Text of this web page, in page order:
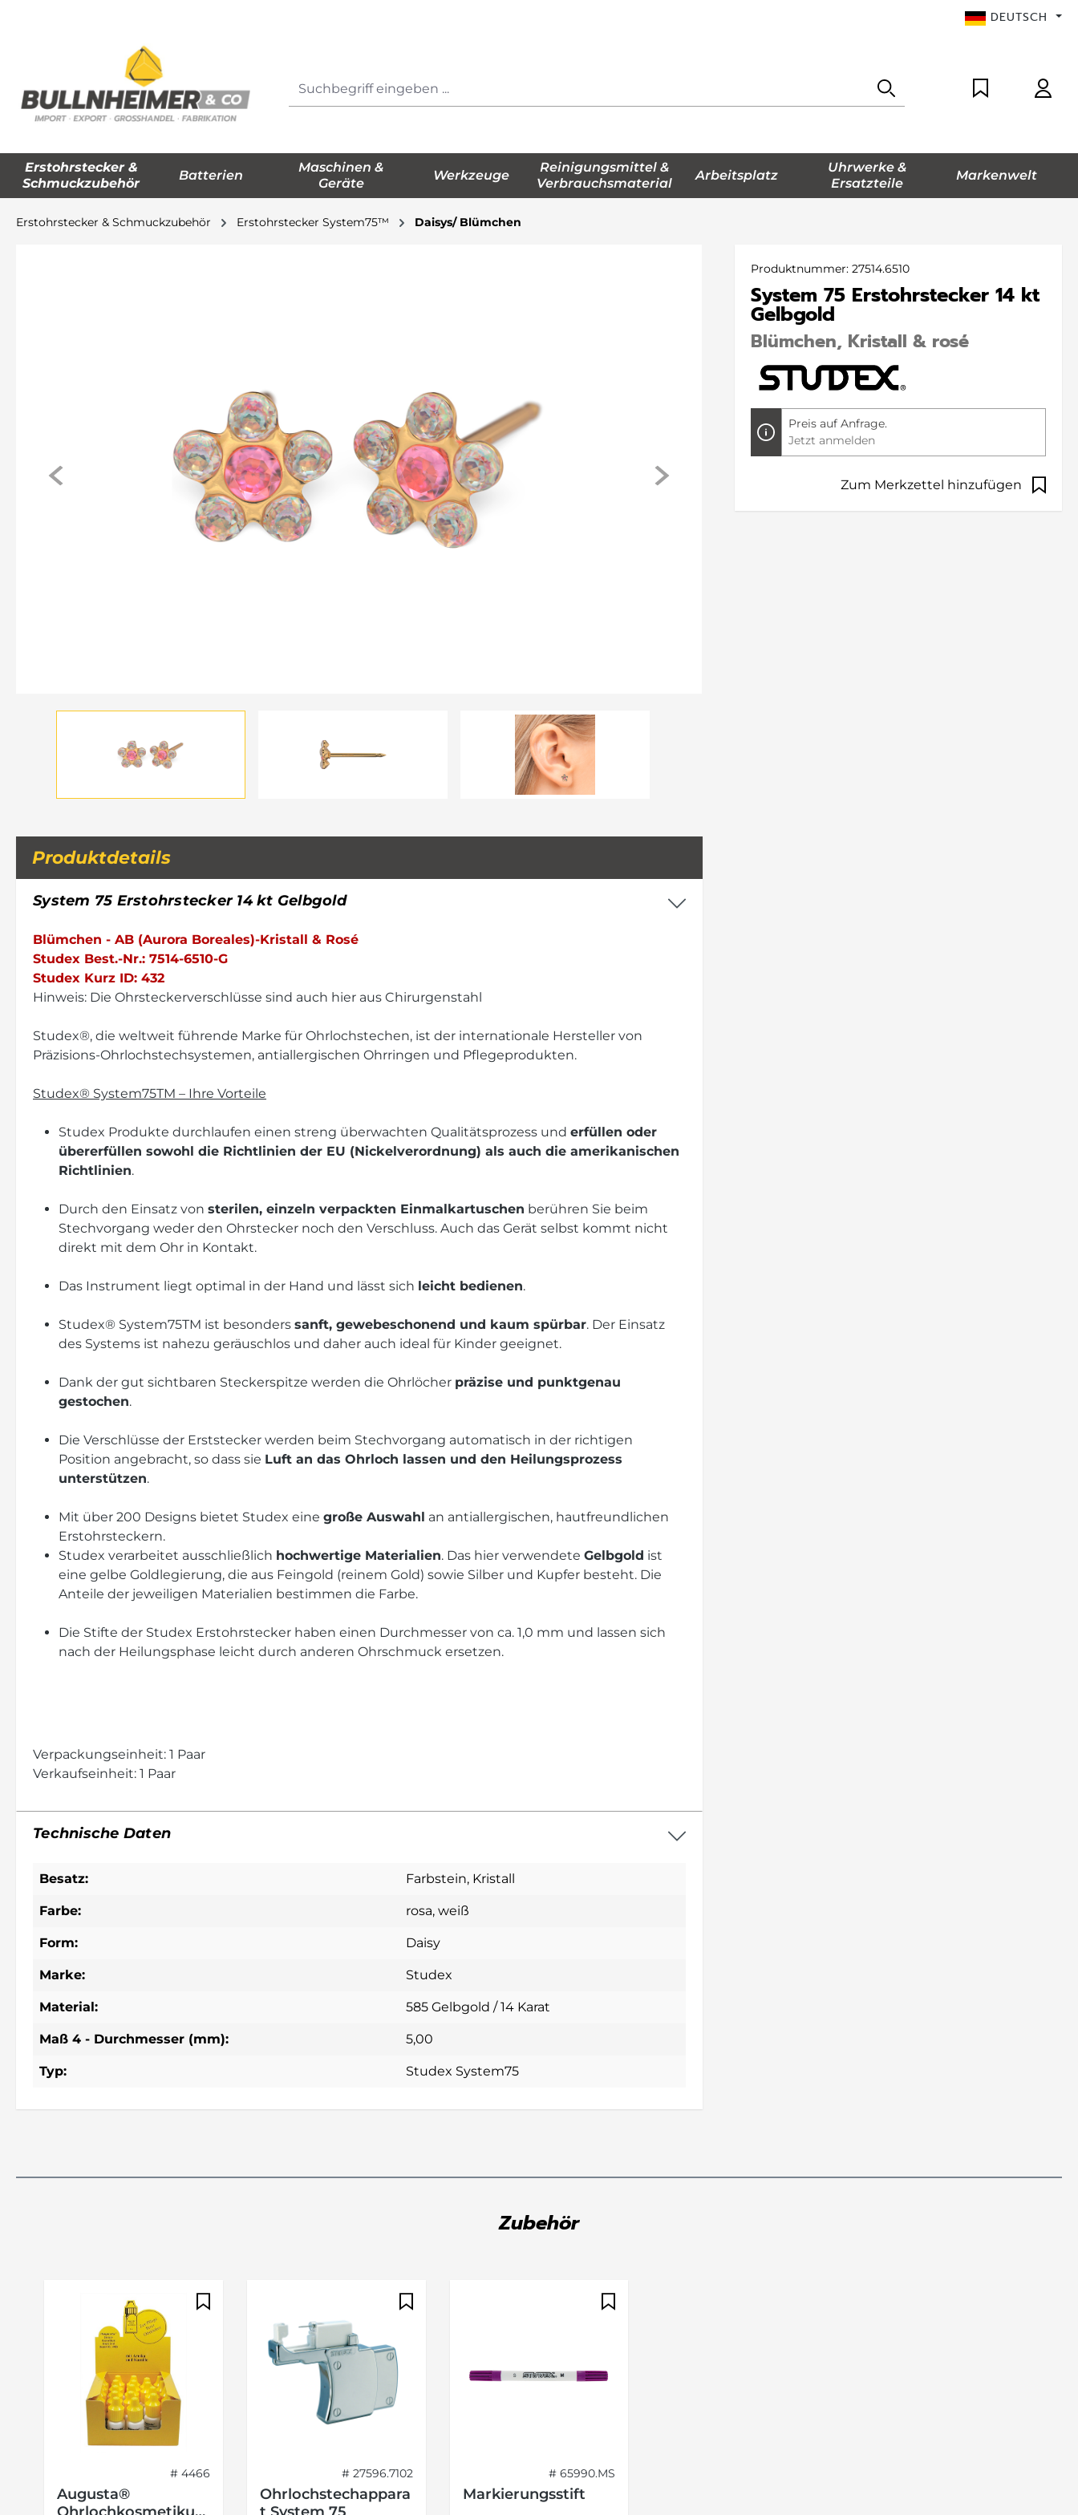
DEUTSCH
Erstohrstecker &
Schmuckzubehör
Batterien
Maschinen &
Geräte
Werkzeuge
Reinigungsmittel &
Verbrauchsmaterial
Arbeitsplatz
Uhrwerke &
Ersatzteile
Markenwelt
Erstohrstecker & Schmuckzubehör Erstohrstecker System75™ Daisys/ Blümchen
Produktdetails
System 75 Erstohrstecker 14 kt Gelbgold
Blümchen - AB (Aurora Boreales)-Kristall & Rosé
Studex Best.-Nr.: 7514-6510-G
Studex Kurz ID: 432
Hinweis: Die Ohrsteckerverschlüsse sind auch hier aus Chirurgenstahl
Studex®, die weltweit führende Marke für Ohrlochstechen, ist der internationale Hersteller von
Präzisions-Ohrlochstechsystemen, antiallergischen Ohrringen und Pflegeprodukten.
Studex® System75TM – Ihre Vorteile
Studex Produkte durchlaufen einen streng überwachten Qualitätsprozess und erfüllen oder
übererfüllen sowohl die Richtlinien der EU (Nickelverordnung) als auch die amerikanischen
Richtlinien.
Durch den Einsatz von sterilen, einzeln verpackten Einmalkartuschen berühren Sie beim
Stechvorgang weder den Ohrstecker noch den Verschluss. Auch das Gerät selbst kommt nicht
direkt mit dem Ohr in Kontakt.
Das Instrument liegt optimal in der Hand und lässt sich leicht bedienen.
Studex® System75TM ist besonders sanft, gewebeschonend und kaum spürbar. Der Einsatz
des Systems ist nahezu geräuschlos und daher auch ideal für Kinder geeignet.
Dank der gut sichtbaren Steckerspitze werden die Ohrlöcher präzise und punktgenau
gestochen.
Die Verschlüsse der Erststecker werden beim Stechvorgang automatisch in der richtigen
Position angebracht, so dass sie Luft an das Ohrloch lassen und den Heilungsprozess
unterstützen.
Mit über 200 Designs bietet Studex eine große Auswahl an antiallergischen, hautfreundlichen
Erstohrsteckern.
Studex verarbeitet ausschließlich hochwertige Materialien. Das hier verwendete Gelbgold ist
eine gelbe Goldlegierung, die aus Feingold (reinem Gold) sowie Silber und Kupfer besteht. Die
Anteile der jeweiligen Materialien bestimmen die Farbe.
Die Stifte der Studex Erstohrstecker haben einen Durchmesser von ca. 1,0 mm und lassen sich
nach der Heilungsphase leicht durch anderen Ohrschmuck ersetzen.
Verpackungseinheit: 1 Paar
Verkaufseinheit: 1 Paar
Technische Daten
Besatz: Farbstein, Kristall
Farbe: rosa, weiß
Form: Daisy
Marke: Studex
Material: 585 Gelbgold / 14 Karat
Maß 4 - Durchmesser (mm): 5,00
Typ: Studex System75
Produktnummer: 27514.6510
System 75 Erstohrstecker 14 kt
Gelbgold
Blümchen, Kristall & rosé
Preis auf Anfrage.
Jetzt anmelden
Zum Merkzettel hinzufügen
Zubehör
# 4466
Augusta®
# 27596.7102
Ohrlochstechappara
# 65990.MS
Markierungsstift